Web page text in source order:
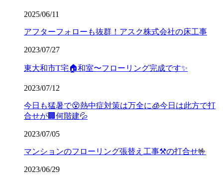
2025/06/11
アフターフォローも抜群！アスク株式会社の床工事
2023/07/27
東大和市T宅🏠和室〜フローリング完成です✨
2023/07/12
今日も猛暑で😵熱中症対策は万全に🧊今日は此方で打
合せが🏢何階建💦
2023/07/05
マンションのフローリング張替え工事⚒️の打合せ🤟
2023/06/29